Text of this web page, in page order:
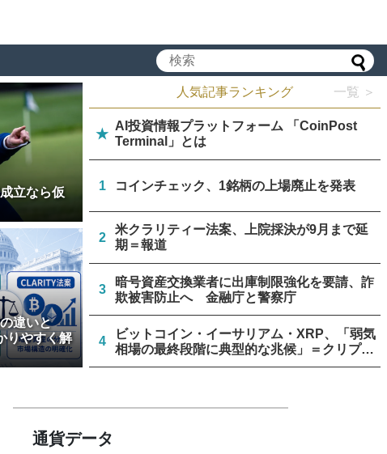
立なら仮
違いと
りやすく解
人気記事ランキング 一覧 ＞
★
AI投資情報プラットフォーム 「CoinPost
Terminal」とは
1 コインチェック、1銘柄の上場廃止を発表
2
米クラリティー法案、上院採決が9月まで延
期＝報道
3
暗号資産交換業者に出庫制限強化を要請、詐
欺被害防止へ 金融庁と警察庁
4
ビットコイン・イーサリアム・XRP、「弱気
相場の最終段階に典型的な兆候」＝クリプト
クアント
通貨データ